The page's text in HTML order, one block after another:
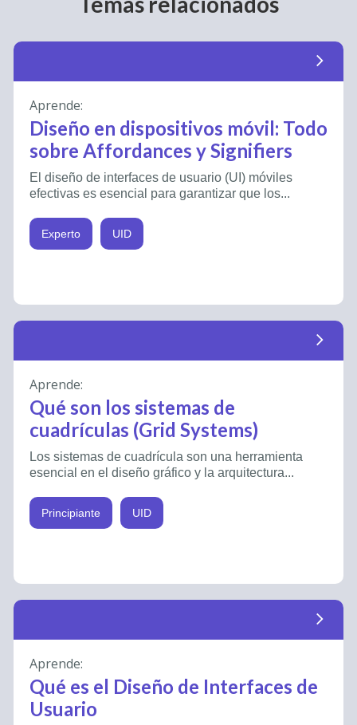
arrow_forward_ios
Aprende:
Diseño en dispositivos móvil: Todo
sobre Affordances y Signifiers
El diseño de interfaces de usuario (UI) móviles
efectivas es esencial para garantizar que los...
Experto UID
arrow_forward_ios
Aprende:
Qué son los sistemas de
cuadrículas (Grid Systems)
Los sistemas de cuadrícula son una herramienta
esencial en el diseño gráfico y la arquitectura...
Principiante UID
arrow_forward_ios
Aprende:
Qué es el Diseño de Interfaces de
Usuario